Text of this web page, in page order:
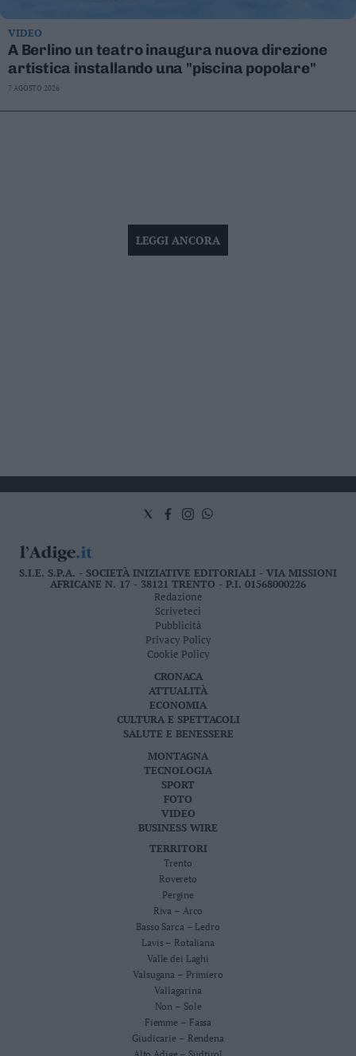
VIDEO
A Berlino un teatro inaugura nuova direzione
artistica installando una "piscina popolare"
7 AGOSTO 2026
LEGGI ANCORA
S.I.E. S.P.A. - SOCIETÀ INIZIATIVE EDITORIALI - VIA MISSIONI
AFRICANE N. 17 - 38121 TRENTO - P.I. 01568000226
Redazione
Scriveteci
Pubblicità
Privacy Policy
Cookie Policy
CRONACA
ATTUALITÀ
ECONOMIA
CULTURA E SPETTACOLI
SALUTE E BENESSERE
MONTAGNA
TECNOLOGIA
SPORT
FOTO
VIDEO
BUSINESS WIRE
TERRITORI
Trento
Rovereto
Pergine
Riva – Arco
Basso Sarca – Ledro
Lavis – Rotaliana
Valle dei Laghi
Valsugana – Primiero
Vallagarina
Non – Sole
Fiemme – Fassa
Giudicarie – Rendena